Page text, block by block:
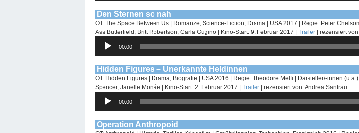
Den Sternen so nah
OT: The Space Between Us | Romanze, Science-Fiction, Drama | USA 2017 | Regie: Peter
Asa Butterfield, Britt Robertson, Carla Gugino | Kino-Start: 9. Februar 2017 | Trailer | rezensiert
Audio-
Player
00:00
Hidden Figures – Unerkannte Heldinnen
OT: Hidden Figures | Drama, Biografie | USA 2016 | Regie: Theodore Melfi | Darsteller/-innen
Spencer, Janelle Monáe | Kino-Start: 2. Februar 2017 | Trailer | rezensiert von: Andrea Santrau
Audio-
Player
00:00
Operation Anthropoid